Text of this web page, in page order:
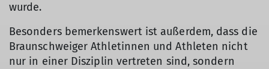
wurde.
Besonders bemerkenswert ist außerdem, dass die
Braunschweiger Athletinnen und Athleten nicht
nur in einer Disziplin vertreten sind, sondern